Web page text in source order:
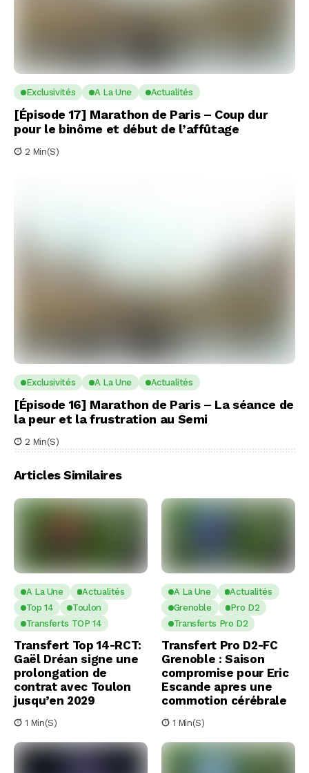
Exclusivités A La Une Actualités
[Épisode 17] Marathon de Paris – Coup dur
pour le binôme et début de l’affûtage
2 Min(s)
Exclusivités A La Une Actualités
[Épisode 16] Marathon de Paris – La séance de
la peur et la frustration au Semi
2 Min(s)
Articles Similaires
A La Une
Actualités
Top 14
Toulon
Transferts TOP 14
Transfert Top 14-RCT:
Gaël Dréan signe une
prolongation de
contrat avec Toulon
jusqu’en 2029
1 Min(s)
A La Une
Actualités
Grenoble
Pro D2
Transferts Pro D2
Transfert Pro D2-FC
Grenoble : Saison
compromise pour Eric
Escande apres une
commotion cérébrale
1 Min(s)